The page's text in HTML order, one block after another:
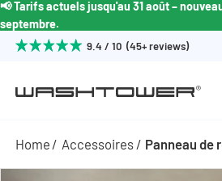
📢 Tarifs actuels jusqu'au 31 août –
septembre.
9.4 / 10 (45+ reviews)
Home Accessoires Panneau de